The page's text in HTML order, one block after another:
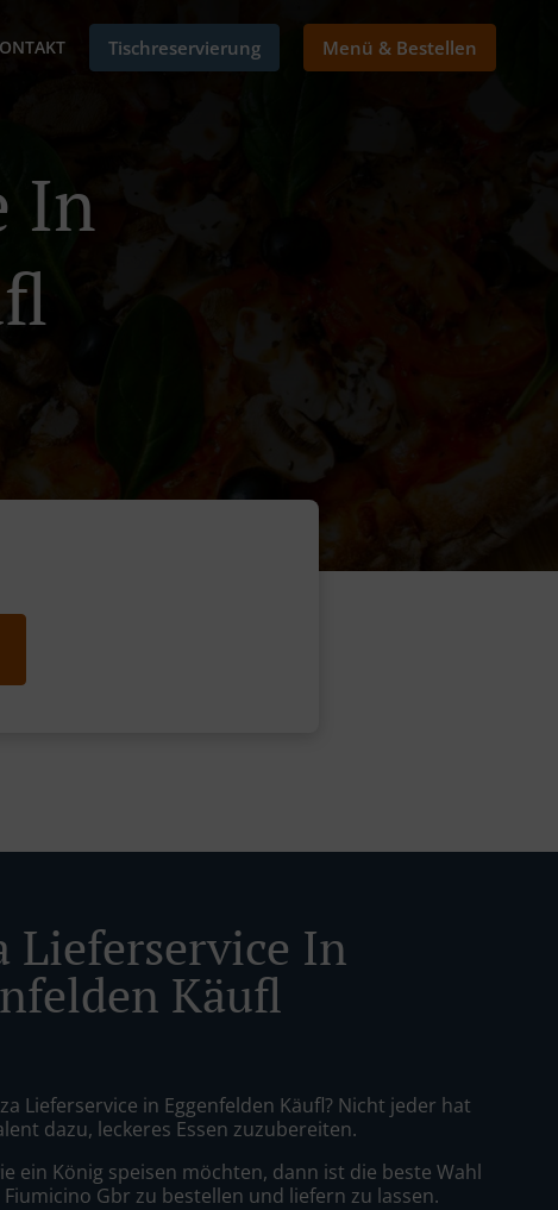
Tischreservierung Menü & Bestellen
In
Lieferservice In
Käufl
Lieferservice in Eggenfelden Käufl? Nicht jeder hat
dazu, leckeres Essen zuzubereiten.
ein König speisen möchten, dann ist die beste Wahl
Fiumicino Gbr zu bestellen und liefern zu lassen.